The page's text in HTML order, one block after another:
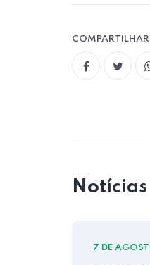
COMPARTILHAR
7 DE